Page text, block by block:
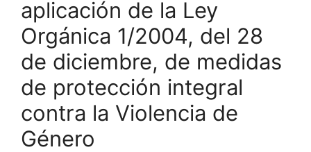
aplicación de la Ley
Orgánica 1/2004, del 28
de diciembre, de medidas
de protección integral
contra la Violencia de
Género